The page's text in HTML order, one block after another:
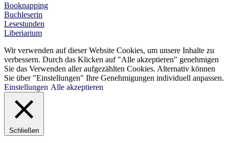
Booknapping
Buchleserin
Lesestunden
Liberiarium
Wir verwenden auf dieser Website Cookies, um unsere Inhalte zu
verbessern. Durch das Klicken auf "Alle akzeptieren" genehmigen
Sie das Verwenden aller aufgezählten Cookies. Alternativ können
Sie über "Einstellungen" Ihre Genehmigungen individuell anpassen.
Einstellungen Alle akzeptieren
Schließen